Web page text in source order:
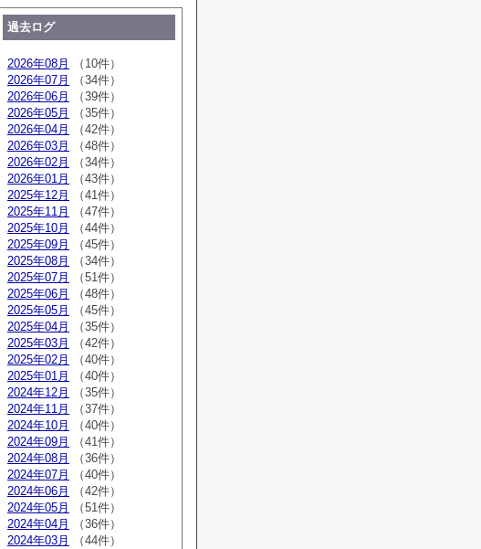
過去ログ
2026年08月
（10件）
2026年07月
（34件）
2026年06月
（39件）
2026年05月
（35件）
2026年04月
（42件）
2026年03月
（48件）
2026年02月
（34件）
2026年01月
（43件）
2025年12月
（41件）
2025年11月
（47件）
2025年10月
（44件）
2025年09月
（45件）
2025年08月
（34件）
2025年07月
（51件）
2025年06月
（48件）
2025年05月
（45件）
2025年04月
（35件）
2025年03月
（42件）
2025年02月
（40件）
2025年01月
（40件）
2024年12月
（35件）
2024年11月
（37件）
2024年10月
（40件）
2024年09月
（41件）
2024年08月
（36件）
2024年07月
（40件）
2024年06月
（42件）
2024年05月
（51件）
2024年04月
（36件）
2024年03月
（44件）